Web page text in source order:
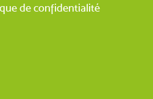
de confidentialité